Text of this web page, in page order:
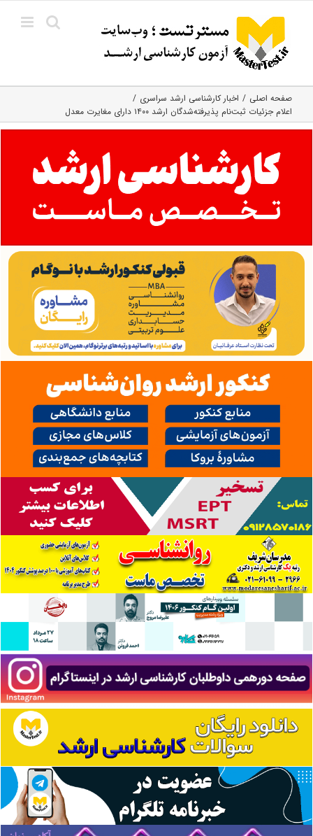
content
صفحه اصلی
اخبار کارشناسی ارشد سراسری
اعلام جزئیات ثبت‌نام پذیرفته‌شدگان ارشد ۱۴۰۰ دارای مغایرت معدل